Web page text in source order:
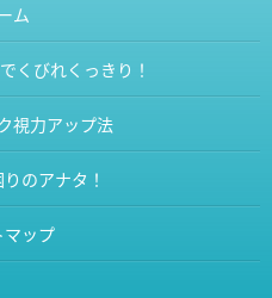
ム
くびれくっきり！
視力アップ法
のアナタ！
マップ